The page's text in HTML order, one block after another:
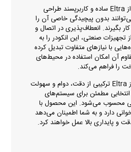
نصب و راه‌اندازی EH38 از Eltra ساده و کاربرپسند طراحی
بدون پیچیدگی خاصی آن را
بگیرند. انعطاف‌پذیری در اتصال و
تجهیزات صنعتی، این انکودر را به
با نیازهای متفاوت تبدیل کرده
آن امکان استفاده در محیط‌های
را فراهم می‌کند.
در نهایت، انکودر EH38 از Eltra ترکیبی از دقت، دوام و سهولت
انتخابی مطمئن برای سیستم‌های
محسوب می‌شود. این محصول با
دارد و به شما اطمینان می‌دهد
و پایداری بالا عمل خواهند کرد.